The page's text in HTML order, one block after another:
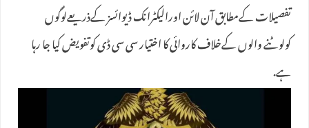
تفصیلات کےمطابق آن لائن اورالیکٹرانک ڈیوائسز کےذریعےلوگوں
کولوٹنے والوں کےخلاف کاروائی کا اختیار سی سی ڈی کوتفویض کیا جا رہا
ہے.